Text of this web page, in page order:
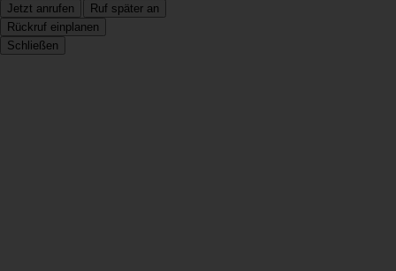
Jetzt anrufen
Ruf später an
Rückruf einplanen
Schließen